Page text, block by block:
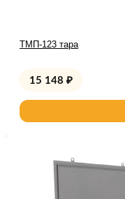
ТМП-123 тара
15 148 ₽